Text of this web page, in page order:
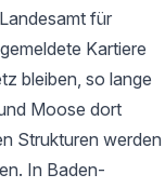
für
Kartiere
bleiben, so lange
Moose dort
Strukturen werden
In Baden-